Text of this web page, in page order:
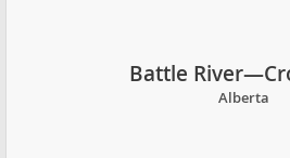
Battle
Alberta